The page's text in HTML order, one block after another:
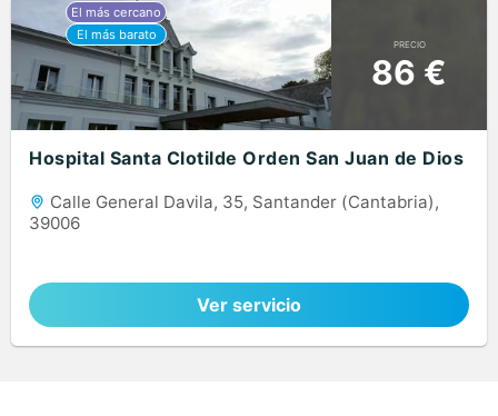
PRECIO
86 €
Hospital Santa Clotilde Orden San Juan de Dios
Calle General Davila, 35, Santander (Cantabria),
39006
Ver servicio